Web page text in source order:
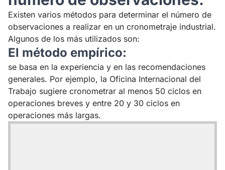
Existen varios métodos para determinar el número de
observaciones a realizar en un cronometraje industrial.
Algunos de los más utilizados son:
El método empírico:
se basa en la experiencia y en las recomendaciones
generales. Por ejemplo, la Oficina Internacional del
Trabajo sugiere cronometrar al menos 50 ciclos en
operaciones breves y entre 20 y 30 ciclos en
operaciones más largas.